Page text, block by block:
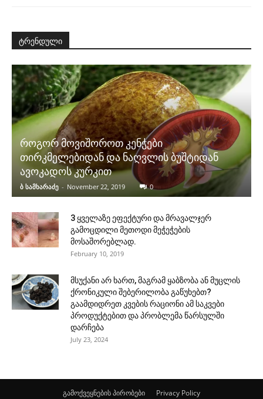
ტრენდული
როგორ მოვიშოროთ კენჭები
თირკმელებიდან და ნაღვლის ბუშტიდან
ავოკადოს კურკით
ბ სამხარაძე - November 22, 2019 0
3 ყველაზე ეფექტური და მრავალჯერ
გამოცდილი მეთოდი მეჭეჭების
მოსაშორებლად.
February 10, 2019
მსუქანი არ ხართ, მაგრამ ყაბზობა ან მუცლის
ქრონიკული შებერილობა გაწუხებთ?
გაამდიდრეთ კვების რაციონი ამ საკვები
პროდუქტებით და პრობლემა წარსულში
დარჩება
July 23, 2024
გამოქვეყნების პირობები Privacy Policy